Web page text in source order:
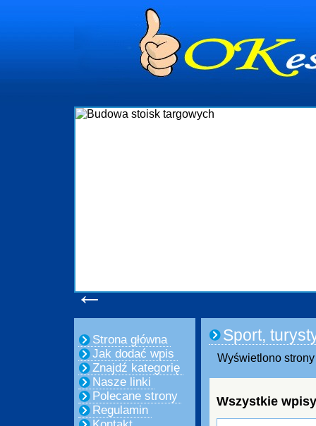
←
Strona główna
Jak dodać wpis
Znajdź kategorię
Nasze linki
Polecane strony
Regulamin
Sport,
Wyświetlono
Wszystkie